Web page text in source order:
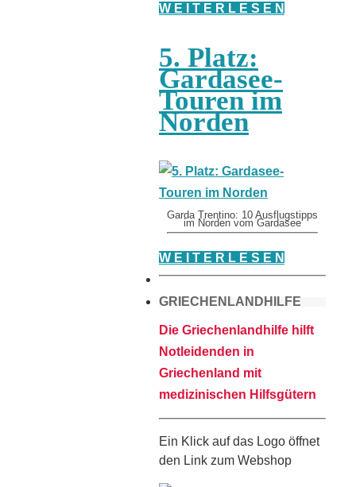
W E I T E R L E S E N
5. Platz:
Gardasee-
Touren im
Norden
Garda Trentino: 10 Ausflugstipps
im Norden vom Gardasee
W E I T E R L E S E N
GRIECHENLANDHILFE
Die Griechenlandhilfe hilft
Notleidenden in
Griechenland mit
medizinischen Hilfsgütern
Ein Klick auf das Logo öffnet
den Link zum Webshop